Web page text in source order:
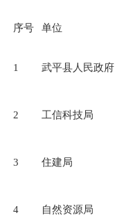
序号 单位
1 武平县人民政府
2 工信科技局
3 住建局
4 自然资源局